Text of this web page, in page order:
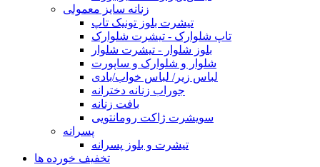
زنانه سایز معمولی
تیشرت بلوز تونیک تاپ
تاپ شلوارک - تیشرت شلوارک
بلوز شلوار - تیشرت شلوار
شلوار و شلوارک و ساپورت
لباس زیر/ لباس خواب/بادی
جوراب زنانه دخترانه
بافت زنانه
سویشرت ژاکت رومانتویی
پسرانه
تیشرت و بلوز پسرانه
تخفیف خورده ها